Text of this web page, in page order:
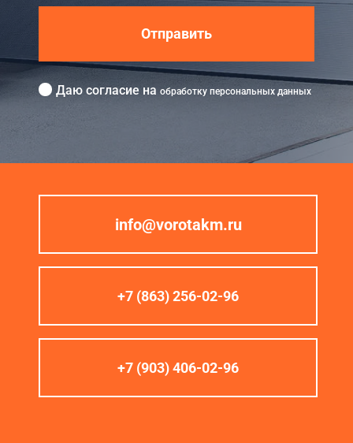
Отправить
Даю согласие на обработку персональных данных
info@vorotakm.ru
+7 (863) 256-02-96
+7 (903) 406-02-96